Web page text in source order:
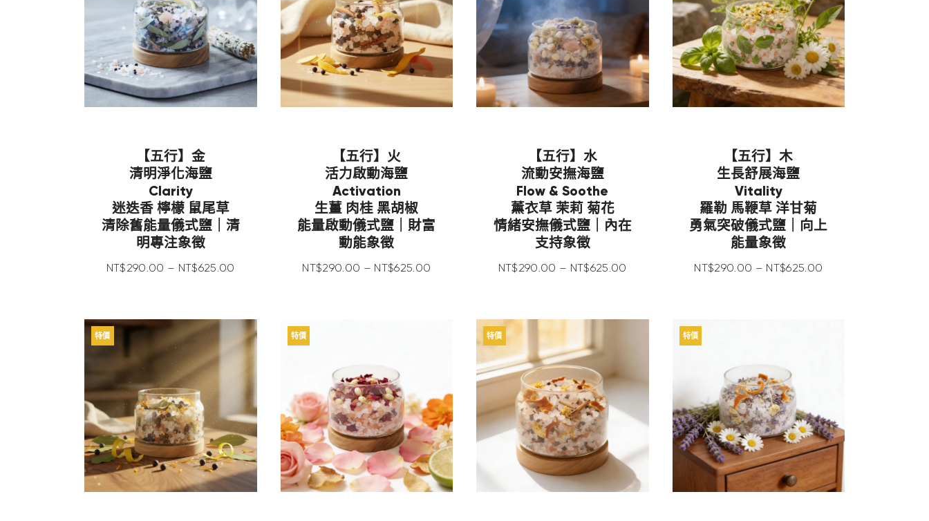
【五行】金
清明淨化海鹽
Clarity
迷迭香 檸檬 鼠尾草
清除舊能量儀式鹽｜清
明專注象徵
NT$290.00 – NT$625.00
【五行】火
活力啟動海鹽
Activation
生薑 肉桂 黑胡椒
能量啟動儀式鹽｜財富
動能象徵
NT$290.00 – NT$625.00
【五行】水
流動安撫海鹽
Flow & Soothe
薰衣草 茉莉 菊花
情緒安撫儀式鹽｜內在
支持象徵
NT$290.00 – NT$625.00
【五行】木
生長舒展海鹽
Vitality
羅勒 馬鞭草 洋甘菊
勇氣突破儀式鹽｜向上
能量象徵
NT$290.00 – NT$625.00
特價 特價 特價 特價